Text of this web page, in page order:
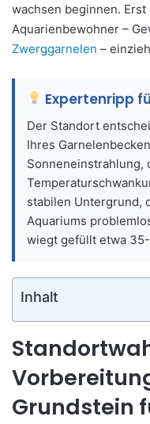
wachsen beginnen.
Aquarienbewohner –
Zwerggarnelen –
Expertenripp
Der Standort
Ihres
Sonneneinstrahlung,
stabilen Untergrund,
Aquariums
wiegt gefüllt etwa
Inhalt
Grundstein